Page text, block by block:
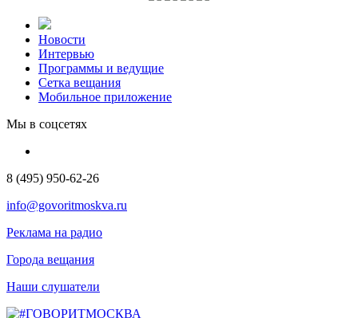
Новости
Интервью
Программы и ведущие
Сетка вещания
Мобильное приложение
Мы в соцсетях
8 (495) 950-62-26
info@govoritmoskva.ru
Реклама на радио
Города вещания
Наши слушатели